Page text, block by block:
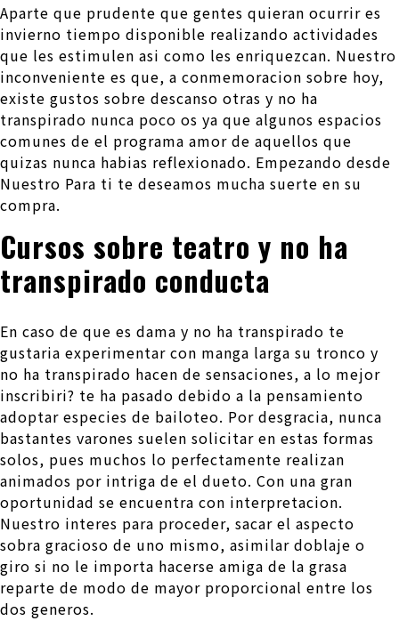
Aparte que prudente que gentes quieran ocurrir es
invierno tiempo disponible realizando actividades
que les estimulen asi­ como les enriquezcan. Nuestro
inconveniente es que, a conmemoracion sobre hoy,
existe gustos sobre descanso otras y no ha
transpirado nunca poco os ya que algunos espacios
comunes de el programa amor de aquellos que
quizas nunca habias reflexionado. Empezando desde
Nuestro Para ti te deseamos mucha suerte en su
compra.
Cursos sobre teatro y no ha
transpirado conducta
En caso de que es dama y no ha transpirado te
gustaria experimentar con manga larga su tronco y
no ha transpirado hacen de sensaciones, a lo mejor
inscribiri? te ha pasado debido a la pensamiento
adoptar especies de bailoteo. Por desgracia, nunca
bastantes varones suelen solicitar en estas formas
solos, pues muchos lo perfectamente realizan
animados por intriga de el dueto. Con una gran
oportunidad se encuentra con interpretacion.
Nuestro interes para proceder, sacar el aspecto
sobra gracioso de uno mismo, asimilar doblaje o
giro si no le importa hacerse amiga de la grasa
reparte de modo de mayor proporcional entre los
dos generos.